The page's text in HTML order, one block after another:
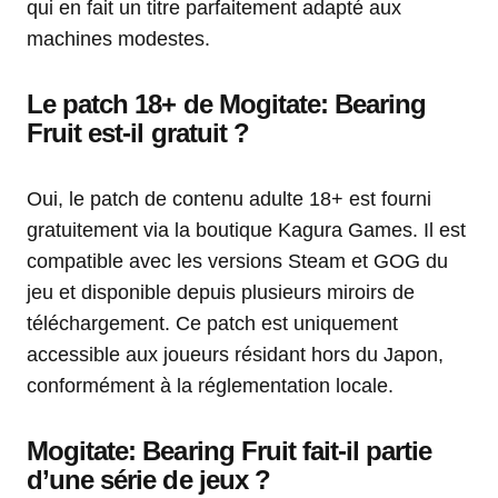
qui en fait un titre parfaitement adapté aux
machines modestes.
Le patch 18+ de Mogitate: Bearing
Fruit est-il gratuit ?
Oui, le patch de contenu adulte 18+ est fourni
gratuitement via la boutique Kagura Games. Il est
compatible avec les versions Steam et GOG du
jeu et disponible depuis plusieurs miroirs de
téléchargement. Ce patch est uniquement
accessible aux joueurs résidant hors du Japon,
conformément à la réglementation locale.
Mogitate: Bearing Fruit fait-il partie
d’une série de jeux ?